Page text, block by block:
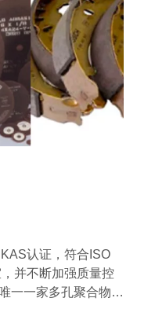
认证，符合ISO
并不断加强质量控
一一家多孔聚合物载